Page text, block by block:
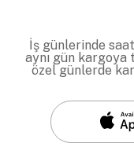
İş günlerinde
aynı gün kargoya
özel günlerde